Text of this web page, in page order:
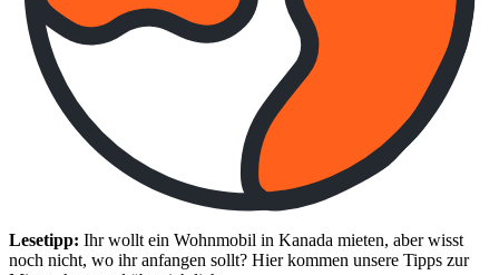
Lesetipp: Ihr wollt ein Wohnmobil in Kanada mieten, aber wisst
noch nicht, wo ihr anfangen sollt? Hier kommen unsere Tipps zur